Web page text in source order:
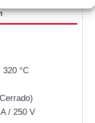
°C
/ 250 V